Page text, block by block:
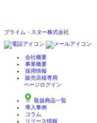
プライム・スター株式会社
会社概要
事業概要
採用情報
販売店様専用
ページログイン
取扱商品一覧
導入事例
コラム
リリース情報